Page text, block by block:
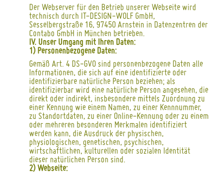
Der Webserver für den Betrieb unserer Webseite wird
technisch durch IT-DESIGN-WOLF GmbH,
Sesselbergstraße 16, 97450 Arnstein in Datenzentren der
Contabo GmbH in München betrieben.
IV. Unser Umgang mit Ihren Daten:
1) Personenbezogene Daten:
Gemäß Art. 4 DS-GVO sind personenbezogene Daten alle
Informationen, die sich auf eine identifizierte oder
identifizierbare natürliche Person beziehen; als
identifizierbar wird eine natürliche Person angesehen, die
direkt oder indirekt, insbesondere mittels Zuordnung zu
einer Kennung wie einem Namen, zu einer Kennnummer,
zu Standortdaten, zu einer Online-Kennung oder zu einem
oder mehreren besonderen Merkmalen identifiziert
werden kann, die Ausdruck der physischen,
physiologischen, genetischen, psychischen,
wirtschaftlichen, kulturellen oder sozialen Identität
dieser natürlichen Person sind.
2) Webseite: